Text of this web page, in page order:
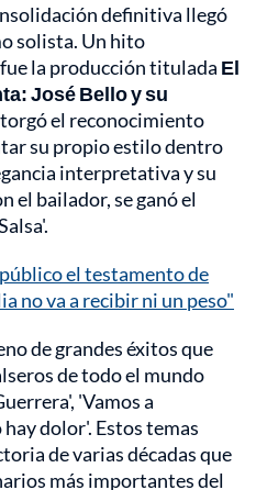
definitiva llegó
solista. Un hito
la producción titulada El
José Bello y su
el reconocimiento
su propio estilo dentro
interpretativa y su
el bailador, se ganó el
público el testamento de
no va a recibir ni un peso"
de grandes éxitos que
de todo el mundo
'Vamos a
dolor'. Estos temas
de varias décadas que
más importantes del